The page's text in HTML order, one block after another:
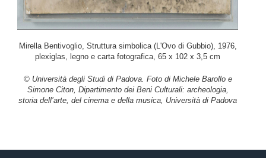
Mirella Bentivoglio, Struttura simbolica (L'Ovo di Gubbio), 1976,
plexiglas, legno e carta fotografica, 65 x 102 x 3,5 cm
© Università degli Studi di Padova. Foto di Michele Barollo e
Simone Citon, Dipartimento dei Beni Culturali: archeologia,
storia dell’arte, del cinema e della musica, Università di Padova